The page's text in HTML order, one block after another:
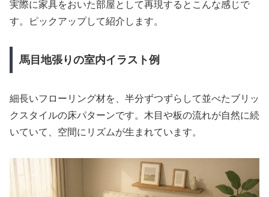
実際に家具をおいた部屋として再現するとこんな感じで
す。ピックアップして紹介します。
馬目地張りの室内イラスト例
細長いフローリング材を、半分ずつずらして並べたブリッ
クスタイルの床パターンです。木目や板の流れが自然に続
いていて、空間にリズムが生まれています。